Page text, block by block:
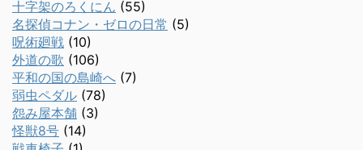
十字架のろくにん (55)
名探偵コナン・ゼロの日常 (5)
呪術廻戦 (10)
外道の歌 (106)
平和の国の島崎へ (7)
弱虫ペダル (78)
怨み屋本舗 (3)
怪獣8号 (14)